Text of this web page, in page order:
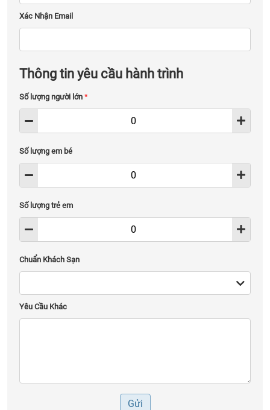
Xác Nhận Email
Thông tin yêu cầu hành trình
Số lượng người lớn *
Số lượng em bé
Số lượng trẻ em
Chuẩn Khách Sạn
Yêu Cầu Khác
Gửi